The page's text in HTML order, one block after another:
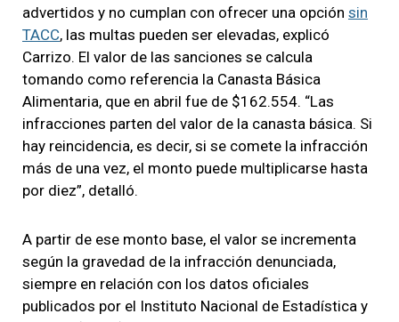
advertidos y no cumplan con ofrecer una opción sin
TACC, las multas pueden ser elevadas, explicó
Carrizo. El valor de las sanciones se calcula
tomando como referencia la Canasta Básica
Alimentaria, que en abril fue de $162.554. “Las
infracciones parten del valor de la canasta básica. Si
hay reincidencia, es decir, si se comete la infracción
más de una vez, el monto puede multiplicarse hasta
por diez”, detalló.
A partir de ese monto base, el valor se incrementa
según la gravedad de la infracción denunciada,
siempre en relación con los datos oficiales
publicados por el Instituto Nacional de Estadística y